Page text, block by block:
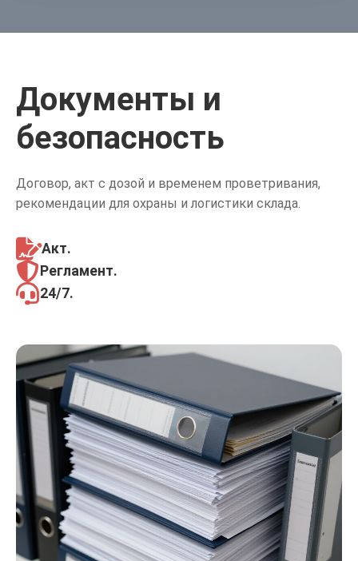
Документы и
безопасность
Договор, акт с дозой и временем проветривания,
рекомендации для охраны и логистики склада.
Акт.
Регламент.
24/7.